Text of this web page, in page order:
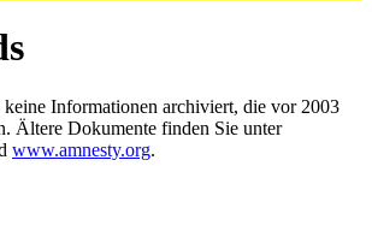
keine Informationen archiviert, die vor 2003
Ältere Dokumente finden Sie unter
www.amnesty.org.